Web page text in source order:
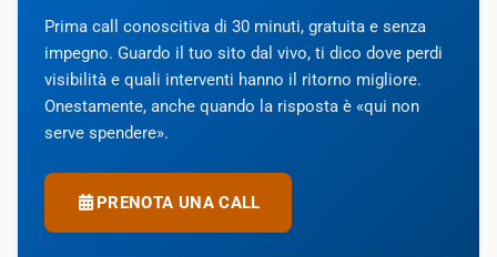
Prima call conoscitiva di 30 minuti, gratuita e senza
impegno. Guardo il tuo sito dal vivo, ti dico dove perdi
visibilità e quali interventi hanno il ritorno migliore.
Onestamente, anche quando la risposta è «qui non
serve spendere».
PRENOTA UNA CALL